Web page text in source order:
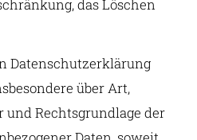
das Löschen
Datenschutzerklärung
über Art,
und Rechtsgrundlage der